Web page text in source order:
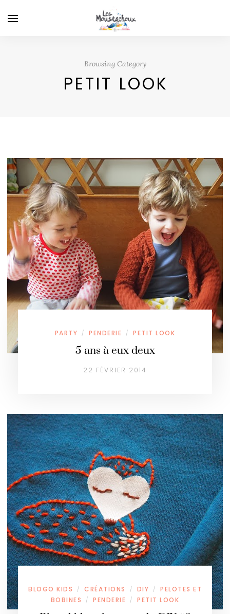
Browsing Category
PETIT LOOK
PARTY / PENDERIE / PETIT LOOK
5 ans à eux deux
22 FÉVRIER 2014
BLOGO KIDS / CRÉATIONS / DIY /
PELOTES ET
BOBINES
/ PENDERIE / PETIT LOOK